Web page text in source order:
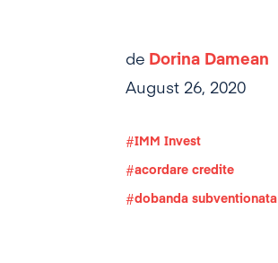
de Dorina Damean
August 26, 2020
IMM Invest
acordare credite
dobanda subventionata